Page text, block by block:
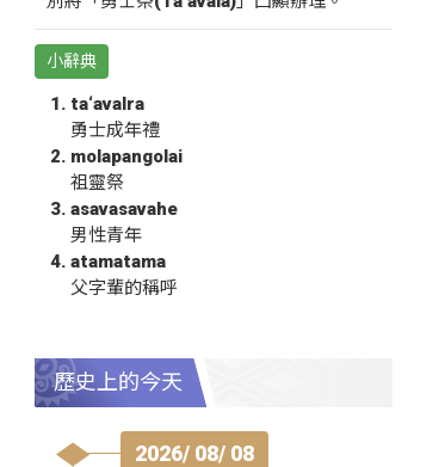
小辭典
ta‘avalra
勇士成年禮
molapangolai
祖靈祭
asavasavahe
男性青年
atamatama
父字輩的稱呼
歷史上的今天
2026/ 08/ 08